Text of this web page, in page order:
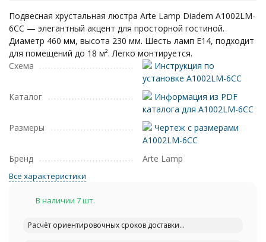
Подвесная хрустальная люстра Arte Lamp Diadem A1002LM-
6CC — элегантный акцент для просторной гостиной.
Диаметр 460 мм, высота 230 мм. Шесть ламп E14, подходит
для помещений до 18 м². Легко монтируется.
Схема
Инструкция по
установке A1002LM-6CC
Каталог
Информация из PDF
каталога для A1002LM-6CC
Размеры
Чертеж с размерами
A1002LM-6CC
Бренд
Arte Lamp
Все характеристики
В наличии 7 шт.
Расчёт ориентировочных сроков доставки...